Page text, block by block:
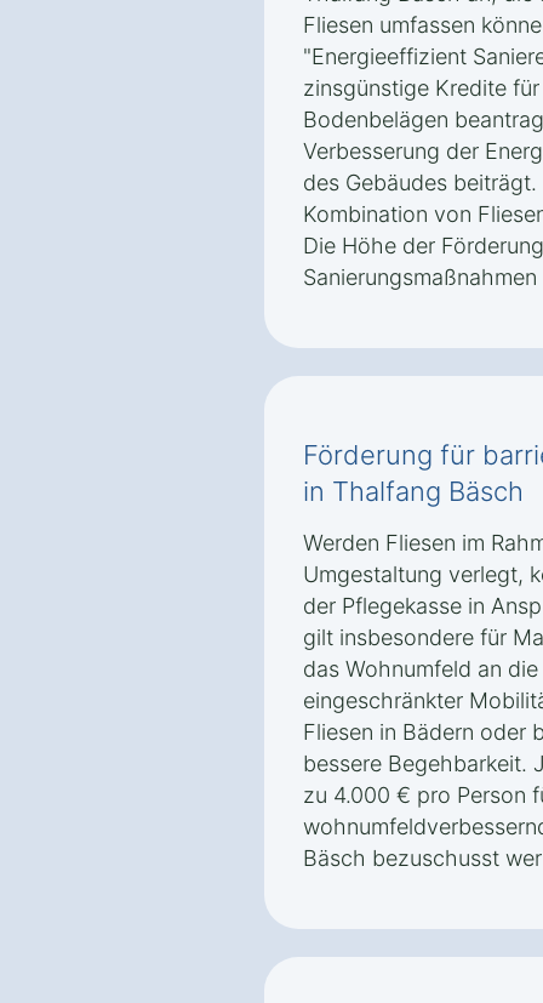
Fliesen umfassen
"Energieeffizient
zinsgünstige Kredite
Bodenbelägen
Verbesserung der
des Gebäudes
Kombination von
Die Höhe der
Sanierungsmaßnahmen
Förderung für
in Thalfang Bäsch
Werden Fliesen im
Umgestaltung verlegt,
der Pflegekasse in
gilt insbesondere für
das Wohnumfeld an
eingeschränkter
Fliesen in Bädern oder
bessere Begehbarkeit.
zu 4.000 € pro Person
Bäsch bezuschusst